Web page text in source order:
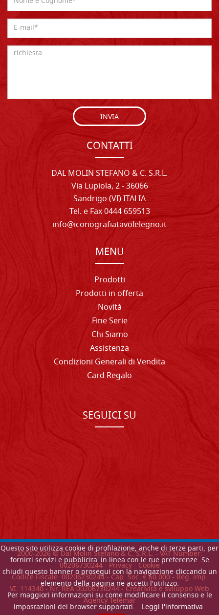
Questo sito utilizza cookie di profilazione, anche di terze parti, per
fornirti servizi e pubblicita' in linea con le tue preferenze. Se
chiudi questo banner o prosegui con la navigazione cliccando un
elemento della pagina ne accetti l'utilizzo.
Per maggiori informazioni su come modificare il consenso e le
impostazioni dei browser supportati.
Leggi l'informativa
INVIA
CONTATTI
DAL MOLIN STEFANO & C. S.R.L.
Via Lupiola, 2 - 36066
Sandrigo (VI) ITALIA
Tel. e Fax 0444 659513
info@iconografiatavolelegno.it
MENU
Prodotti
Prodotti in offerta
Novità
Fine Serie
Chi Siamo
Assistenza
Condizioni Generali di Vendita
Card Regalo
SEGUICI SU
2000-2026© Dal Molin Stefano & C. S.R.L. - VAT Number:
00206730244 - Privacy-Cookie
Codice Fiscale: 00206730244 - Cap. Soc. € 60.000 - Reg. imp.
VI: 114340 - Nr. REA 00206730244 - Creatività e sviluppo Web
Agency Telemar